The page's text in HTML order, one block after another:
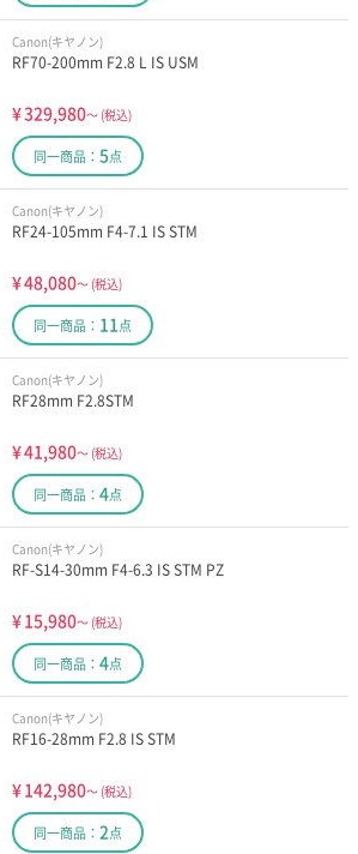
Canon(キヤノン)
RF70-200mm F2.8 L IS USM
¥329,980～ (税込)
同一商品： 5点
Canon(キヤノン)
RF24-105mm F4-7.1 IS STM
¥48,080～ (税込)
同一商品： 11点
Canon(キヤノン)
RF28mm F2.8STM
¥41,980～ (税込)
同一商品： 4点
Canon(キヤノン)
RF-S14-30mm F4-6.3 IS STM PZ
¥15,980～ (税込)
同一商品： 4点
Canon(キヤノン)
RF16-28mm F2.8 IS STM
¥142,980～ (税込)
同一商品： 2点